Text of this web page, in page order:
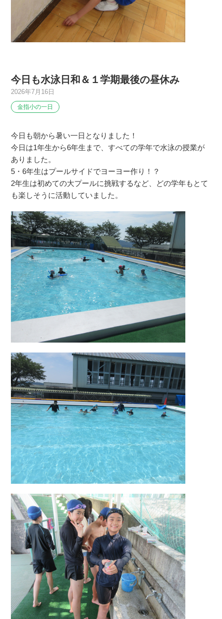
今日も水泳日和＆１学期最後の昼休み
2026年7月16日
金指小の一日
今日も朝から暑い一日となりました！
今日は1年生から6年生まで、すべての学年で水泳の授業が
ありました。
5・6年生はプールサイドでヨーヨー作り！？
2年生は初めての大プールに挑戦するなど、どの学年もとて
も楽しそうに活動していました。